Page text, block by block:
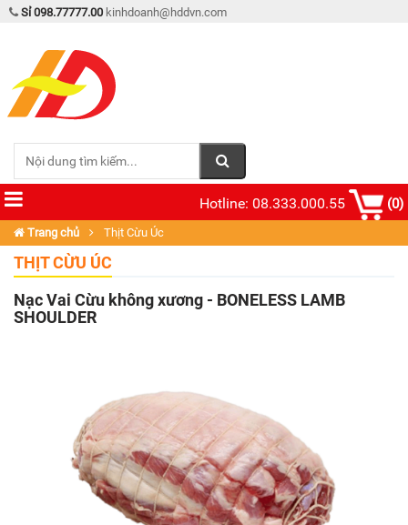
Sỉ 098.77777.00 kinhdoanh@hddvn.com
Hotline: 08.333.000.55 (0)
Trang chủ Thịt Cừu Úc
THỊT CỪU ÚC
Nạc Vai Cừu không xương - BONELESS LAMB
SHOULDER